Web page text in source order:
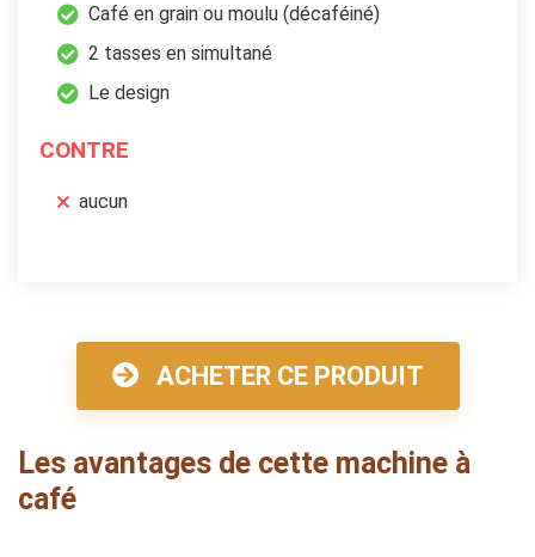
Café en grain ou moulu (décaféiné)
2 tasses en simultané
Le design
CONTRE
aucun
ACHETER CE PRODUIT
Les avantages de cette machine à
café